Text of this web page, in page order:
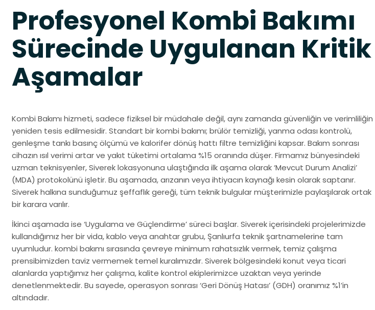
Profesyonel Kombi Bakımı
Sürecinde Uygulanan Kritik
Aşamalar
Kombi Bakımı hizmeti, sadece fiziksel bir müdahale değil, aynı zamanda güvenliğin ve verimliliğin
yeniden tesis edilmesidir. Standart bir kombi bakımı; brülör temizliği, yanma odası kontrolü,
genleşme tankı basınç ölçümü ve kalorifer dönüş hattı filtre temizliğini kapsar. Bakım sonrası
cihazın ısıl verimi artar ve yakıt tüketimi ortalama %15 oranında düşer. Firmamız bünyesindeki
uzman teknisyenler, Siverek lokasyonuna ulaştığında ilk aşama olarak ‘Mevcut Durum Analizi’
(MDA) protokolünü işletir. Bu aşamada, arızanın veya ihtiyacın kaynağı kesin olarak saptanır.
Siverek halkına sunduğumuz şeffaflık gereği, tüm teknik bulgular müşterimizle paylaşılarak ortak
bir karara varılır.
İkinci aşamada ise ‘Uygulama ve Güçlendirme’ süreci başlar. Siverek içerisindeki projelerimizde
kullandığımız her bir vida, kablo veya anahtar grubu, Şanlıurfa teknik şartnamelerine tam
uyumludur. kombi bakımı sırasında çevreye minimum rahatsızlık vermek, temiz çalışma
prensibimizden taviz vermemek temel kuralımızdır. Siverek bölgesindeki konut veya ticari
alanlarda yaptığımız her çalışma, kalite kontrol ekiplerimizce uzaktan veya yerinde
denetlenmektedir. Bu sayede, operasyon sonrası ‘Geri Dönüş Hatası’ (GDH) oranımız %1’in
altındadır.